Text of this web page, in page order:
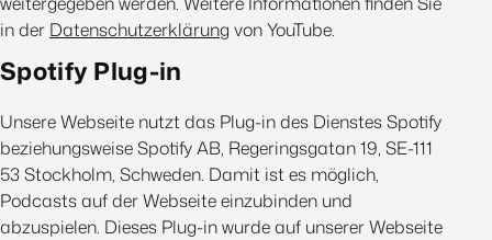
in der Datenschutzerklärung von YouTube.
Spotify Plug-in
Unsere Webseite nutzt das Plug-in des Dienstes Spotify
beziehungsweise Spotify AB, Regeringsgatan 19, SE-111
53 Stockholm, Schweden. Damit ist es möglich,
Podcasts auf der Webseite einzubinden und
abzuspielen. Dieses Plug-in wurde auf unserer Webseite